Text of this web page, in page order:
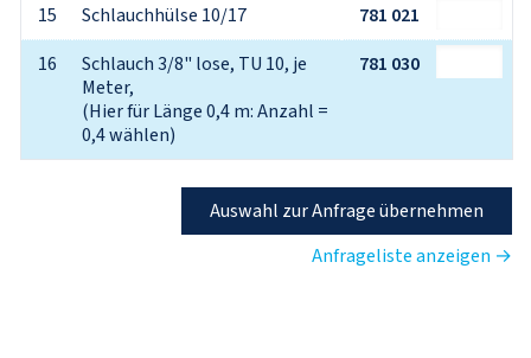
15 Schlauchhülse 10/17
781 021
16
Schlauch 3/8" lose, TU 10, je
Meter,
(Hier für Länge 0,4 m: Anzahl =
0,4 wählen)
781 030
Auswahl zur Anfrage übernehmen
Anfrageliste anzeigen →